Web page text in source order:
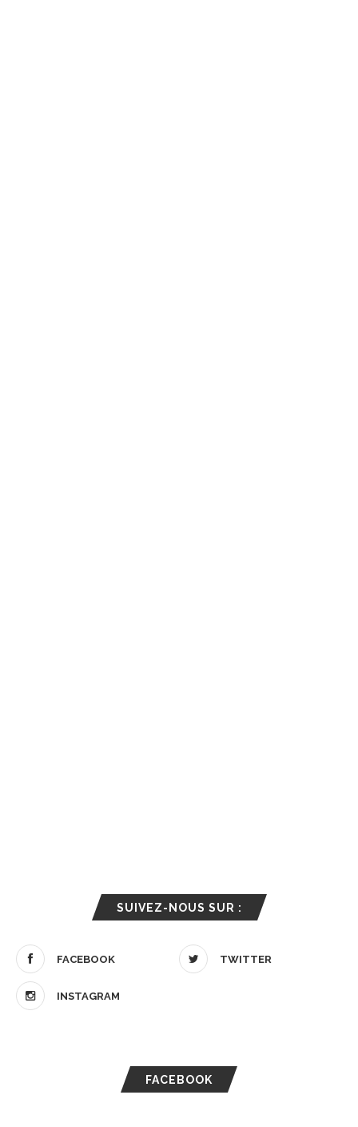
SUIVEZ-NOUS SUR :
FACEBOOK TWITTER
INSTAGRAM
FACEBOOK